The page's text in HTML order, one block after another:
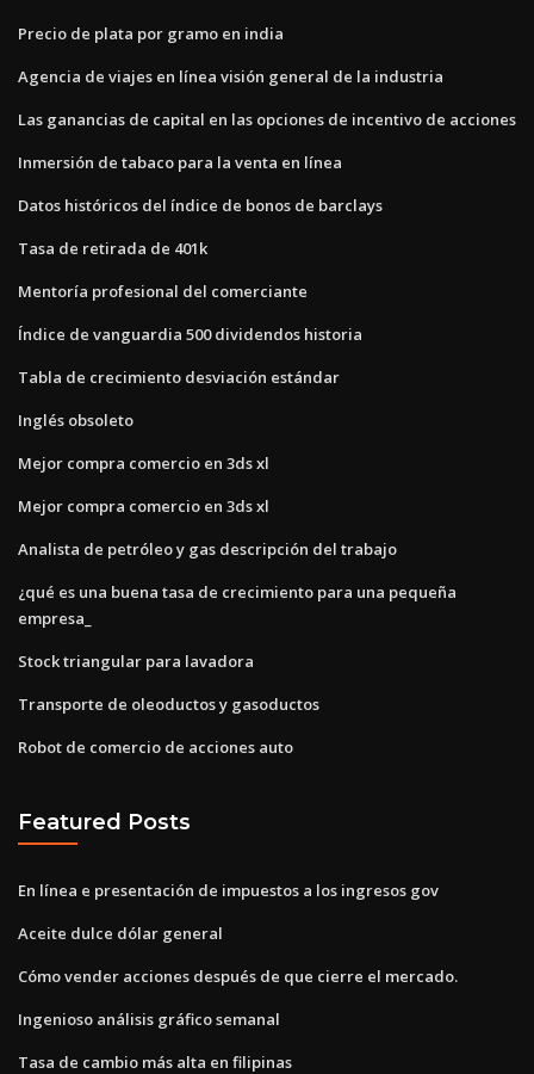
Precio de plata por gramo en india
Agencia de viajes en línea visión general de la industria
Las ganancias de capital en las opciones de incentivo de acciones
Inmersión de tabaco para la venta en línea
Datos históricos del índice de bonos de barclays
Tasa de retirada de 401k
Mentoría profesional del comerciante
Índice de vanguardia 500 dividendos historia
Tabla de crecimiento desviación estándar
Inglés obsoleto
Mejor compra comercio en 3ds xl
Mejor compra comercio en 3ds xl
Analista de petróleo y gas descripción del trabajo
¿qué es una buena tasa de crecimiento para una pequeña
empresa_
Stock triangular para lavadora
Transporte de oleoductos y gasoductos
Robot de comercio de acciones auto
Featured Posts
En línea e presentación de impuestos a los ingresos gov
Aceite dulce dólar general
Cómo vender acciones después de que cierre el mercado.
Ingenioso análisis gráfico semanal
Tasa de cambio más alta en filipinas